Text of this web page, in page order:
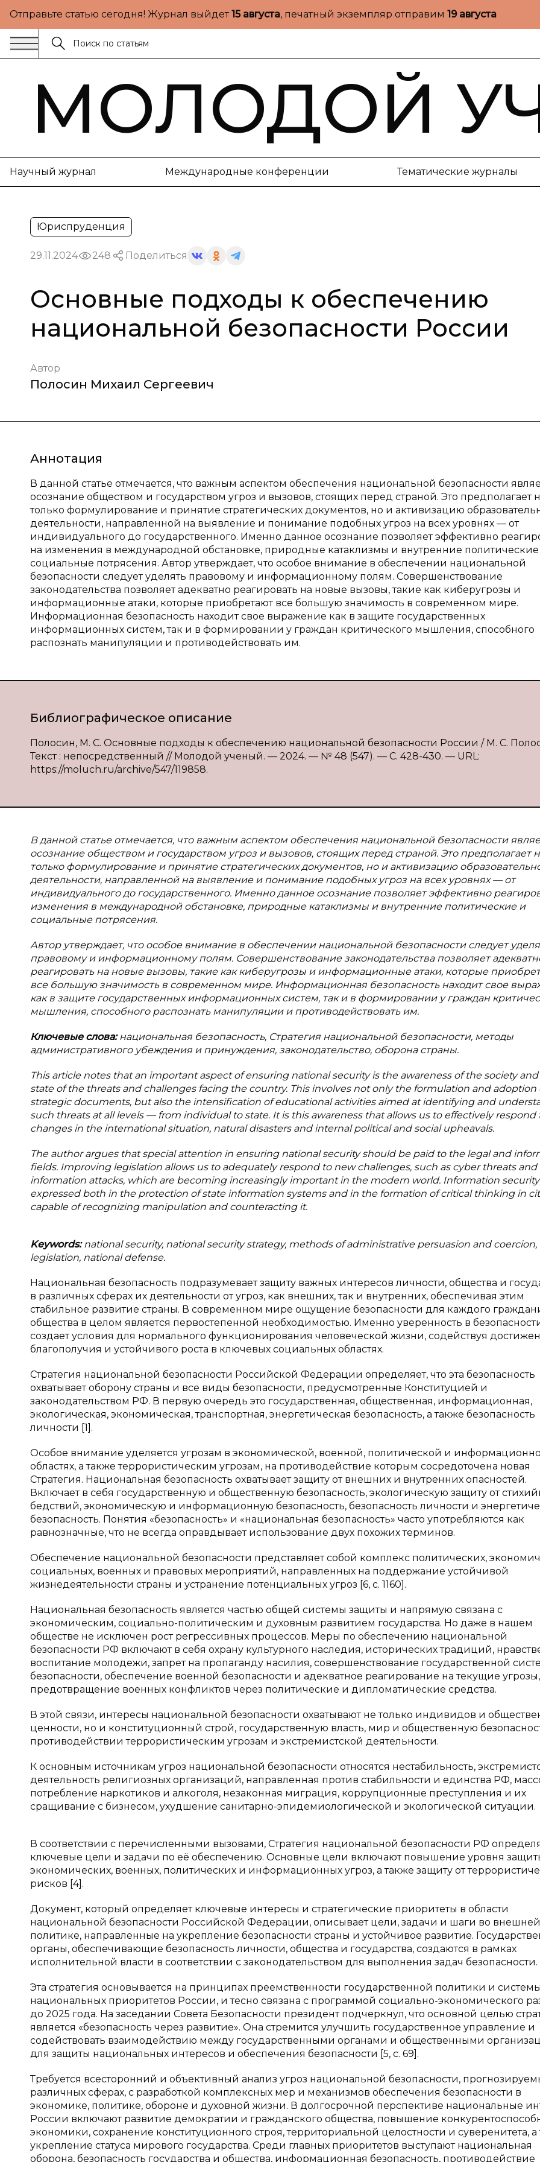
Отправьте статью сегодня! Журнал выйдет15 августа, печатный экземпляр отправим 19 августа
МОЛОДОЙ
Научный журнал Международные конференции Тематические журналы
Юриспруденция
29.11.2024 248 Поделиться
Основные подходы к обеспечению
национальной безопасности России
Автор
Полосин Михаил Сергеевич
Аннотация
В данной статье отмечается, что важным аспектом обеспечения национальной безопасности
осознание обществом и государством угроз и вызовов, стоящих перед страной. Это предполагает
только формулирование и принятие стратегических документов, но и активизацию
деятельности, направленной на выявление и понимание подобных угроз на всех уровнях — от
индивидуального до государственного. Именно данное осознание позволяет эффективно
на изменения в международной обстановке, природные катаклизмы и внутренние политические
социальные потрясения. Автор утверждает, что особое внимание в обеспечении национальной
безопасности следует уделять правовому и информационному полям. Совершенствование
законодательства позволяет адекватно реагировать на новые вызовы, такие как киберугрозы и
информационные атаки, которые приобретают все большую значимость в современном мире.
Информационная безопасность находит свое выражение как в защите государственных
информационных систем, так и в формировании у граждан критического мышления, способного
распознать манипуляции и противодействовать им.
Библиографическое описание
Полосин, М. С. Основные подходы к обеспечению национальной безопасности России / М. С.
Текст : непосредственный // Молодой ученый. — 2024. — № 48 (547). — С. 428-430. — URL:
https://moluch.ru/archive/547/119858.
В данной статье отмечается, что важным аспектом обеспечения национальной безопасности
осознание обществом и государством угроз и вызовов, стоящих перед страной. Это предполагает
только формулирование и принятие стратегических документов, но и активизацию
деятельности, направленной на выявление и понимание подобных угроз на всех уровнях — от
индивидуального до государственного. Именно данное осознание позволяет эффективно
изменения в международной обстановке, природные катаклизмы и внутренние политические и
социальные потрясения.
Автор утверждает, что особое внимание в обеспечении национальной безопасности следует
правовому и информационному полям. Совершенствование законодательства позволяет
реагировать на новые вызовы, такие как киберугрозы и информационные атаки, которые
все большую значимость в современном мире. Информационная безопасность находит свое
как в защите государственных информационных систем, так и в формировании у граждан
мышления, способного распознать манипуляции и противодействовать им.
Ключевые слова:национальная безопасность, Стратегия национальной безопасности, методы
административного убеждения и принуждения, законодательство, оборона страны.
This article notes that an important aspect of ensuring national security is the awareness of the society
state of the threats and challenges facing the country. This involves not only the formulation and adoption
strategic documents, but also the intensification of educational activities aimed at identifying and
such threats at all levels — from individual to state. It is this awareness that allows us to effectively respond
changes in the international situation, natural disasters and internal political and social upheavals.
The author argues that special attention in ensuring national security should be paid to the legal and
fields. Improving legislation allows us to adequately respond to new challenges, such as cyber threats and
information attacks, which are becoming increasingly important in the modern world. Information
expressed both in the protection of state information systems and in the formation of critical thinking in
capable of recognizing manipulation and counteracting it.
Keywords:national security, national security strategy, methods of administrative persuasion and coercion,
legislation, national defense.
Национальная безопасность подразумевает защиту важных интересов личности, общества и
в различных сферах их деятельности от угроз, как внешних, так и внутренних, обеспечивая этим
стабильное развитие страны. В современном мире ощущение безопасности для каждого
общества в целом является первостепенной необходимостью. Именно уверенность в
создает условия для нормального функционирования человеческой жизни, содействуя
благополучия и устойчивого роста в ключевых социальных областях.
Стратегия национальной безопасности Российской Федерации определяет, что эта безопасность
охватывает оборону страны и все виды безопасности, предусмотренные Конституцией и
законодательством РФ. В первую очередь это государственная, общественная, информационная,
экологическая, экономическая, транспортная, энергетическая безопасность, а также безопасность
личности [1].
Особое внимание уделяется угрозам в экономической, военной, политической и
областях, а также террористическим угрозам, на противодействие которым сосредоточена новая
Стратегия. Национальная безопасность охватывает защиту от внешних и внутренних опасностей.
Включает в себя государственную и общественную безопасность, экологическую защиту от
бедствий, экономическую и информационную безопасность, безопасность личности и
безопасность. Понятия «безопасность» и «национальная безопасность» часто употребляются как
равнозначные, что не всегда оправдывает использование двух похожих терминов.
Обеспечение национальной безопасности представляет собой комплекс политических,
социальных, военных и правовых мероприятий, направленных на поддержание устойчивой
жизнедеятельности страны и устранение потенциальных угроз [6, c. 1160].
Национальная безопасность является частью общей системы защиты и напрямую связана с
экономическим, социально-политическим и духовным развитием государства. Но даже в нашем
обществе не исключен рост регрессивных процессов. Меры по обеспечению национальной
безопасности РФ включают в себя охрану культурного наследия, исторических традиций,
воспитание молодежи, запрет на пропаганду насилия, совершенствование государственной
безопасности, обеспечение военной безопасности и адекватное реагирование на текущие угрозы,
предотвращение военных конфликтов через политические и дипломатические средства.
В этой связи, интересы национальной безопасности охватывают не только индивидов и
ценности, но и конституционный строй, государственную власть, мир и общественную
противодействии террористическим угрозам и экстремистской деятельности.
К основным источникам угроз национальной безопасности относятся нестабильность,
деятельность религиозных организаций, направленная против стабильности и единства РФ,
потребление наркотиков и алкоголя, незаконная миграция, коррупционные преступления и их
сращивание с бизнесом, ухудшение санитарно-эпидемиологической и экологической ситуации.
В соответствии с перечисленными вызовами, Стратегия национальной безопасности РФ
ключевые цели и задачи по её обеспечению. Основные цели включают повышение уровня
экономических, военных, политических и информационных угроз, а также защиту от
рисков [4].
Документ, который определяет ключевые интересы и стратегические приоритеты в области
национальной безопасности Российской Федерации, описывает цели, задачи и шаги во внешней
политике, направленные на укрепление безопасности страны и устойчивое развитие.
органы, обеспечивающие безопасность личности, общества и государства, создаются в рамках
исполнительной власти в соответствии с законодательством для выполнения задач безопасности.
Эта стратегия основывается на принципах преемственности государственной политики и системы
национальных приоритетов России, и тесно связана с программой социально-экономического
до 2025 года. На заседании Совета Безопасности президент подчеркнул, что основной целью
является «безопасность через развитие». Она стремится улучшить государственное управление и
содействовать взаимодействию между государственными органами и общественными
для защиты национальных интересов и обеспечения безопасности [5, c. 69].
Требуется всесторонний и объективный анализ угроз национальной безопасности,
различных сферах, с разработкой комплексных мер и механизмов обеспечения безопасности в
экономике, политике, обороне и духовной жизни. В долгосрочной перспективе национальные
России включают развитие демократии и гражданского общества, повышение
экономики, сохранение конституционного строя, территориальной целостности и суверенитета, а
укрепление статуса мирового государства. Среди главных приоритетов выступают национальная
оборона, безопасность государства и общества, информационная безопасность, противодействие